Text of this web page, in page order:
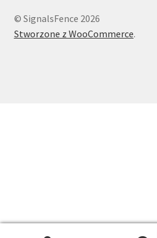
© SignalsFence 2026
Stworzone z WooCommerce.